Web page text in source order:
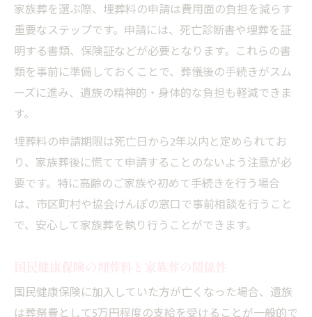
家族葬を選ぶ際、埋葬料の申請は費用面の負担を減らす
重要なステップです。申請には、死亡診断書や埋葬を証
明する書類、保険証などが必要となります。これらの書
類を事前に準備しておくことで、葬儀後の手続きがスム
ーズに進み、遺族の精神的・身体的な負担も軽減できま
す。
埋葬料の申請期限は死亡日から2年以内と定められてお
り、家族葬後に慌てて申請することのないよう注意が必
要です。特に高齢のご家族や初めて手続きを行う場合
は、市区町村や協会けんぽの窓口で事前相談を行うこと
で、安心して家族葬を執り行うことができます。
国民健康保険に加入していた方が亡くなった場合、遺族